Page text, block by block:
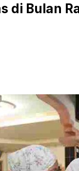
di Bulan